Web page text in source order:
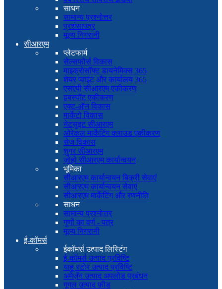
साधन
सामान्य प्रश्नोत्तर
प्रशंसापत्र
मूल्य निगरानी
सीआरएम
प्लेटफार्म
सेल्सफोर्स विकास
माइक्रोसॉफ्ट डायनेमिक्स 365
शेयर प्वाइंट और कार्यालय 365
एसएपी सीआरएम एकीकरण
हबस्पॉट एकीकरण
एक्ट-ऑन विकास
मार्केटो विकास
नेटसुइट सीआरएम
ओरेकल मार्केटिंग क्लाउड एकीकरण
सेज विकास
शुगर सीआरएम
ज़ोहो सीआरएम कार्यान्वयन
भूमिका
सीआरएम कार्यान्वयन बिक्री सेवाएं
सीआरएम कार्यान्वयन सेवाएं
सीआरएम मार्केटिंग और रणनीति
साधन
सामान्य प्रश्नोत्तर
गुणों का वर्ण - पत्र
मूल्य निगरानी
ई-कॉमर्स
ईकॉमर्स उत्पाद लिस्टिंग
ई-कॉमर्स उत्पाद प्रविष्टि
याहू स्टोर उत्पाद प्रविष्टि
अमेज़ॅन उत्पाद अपलोड प्रबंधन
गूगल उत्पाद फ़ीड